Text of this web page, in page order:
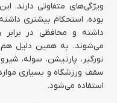
ویژگی‌های متفاوتی دارند.
بوده، استحکام بیشتری
داشته و محافظی در
می‌شوند. به همین دلیل هم
نورگیر، پارتیشن، سوله،
سقف ورزشگاه و بسیاری
استفاده می‌شود.